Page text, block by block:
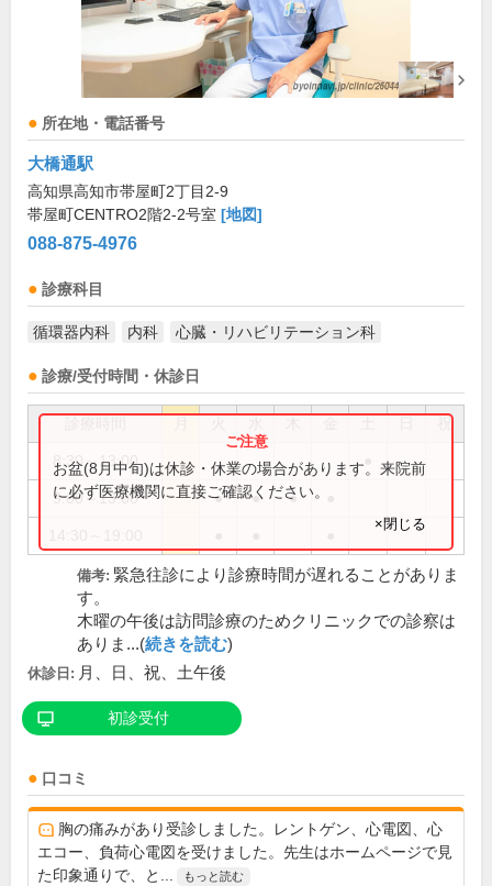
所在地・電話番号
大橋通駅
高知県高知市帯屋町2丁目2-9
帯屋町CENTRO2階2-2号室 [地図]
088-875-4976
診療科目
循環器内科 内科 心臓・リハビリテーション科
診療/受付時間・休診日
祝
8:30～13:00
9:00～13:00 ● ● ●
お盆(8月中旬)は休診・休業の場合があります。来院前
に必ず医療機関に直接ご確認ください。
×閉じる
備考: 緊急往診により診療時間が遅れることがありま
す。
木曜の午後は訪問診療のためクリニックでの診察は
ありま...(続きを読む)
休診日: 月、日、祝、土午後
初診受付
口コミ
胸の痛みがあり受診しました。レントゲン、心電図、心
エコー、負荷心電図を受けました。先生はホームページで見
た印象通りで、と...
もっと読む